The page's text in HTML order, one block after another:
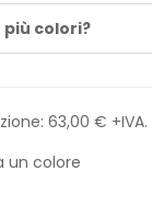
colori?
63,00 €
un colore